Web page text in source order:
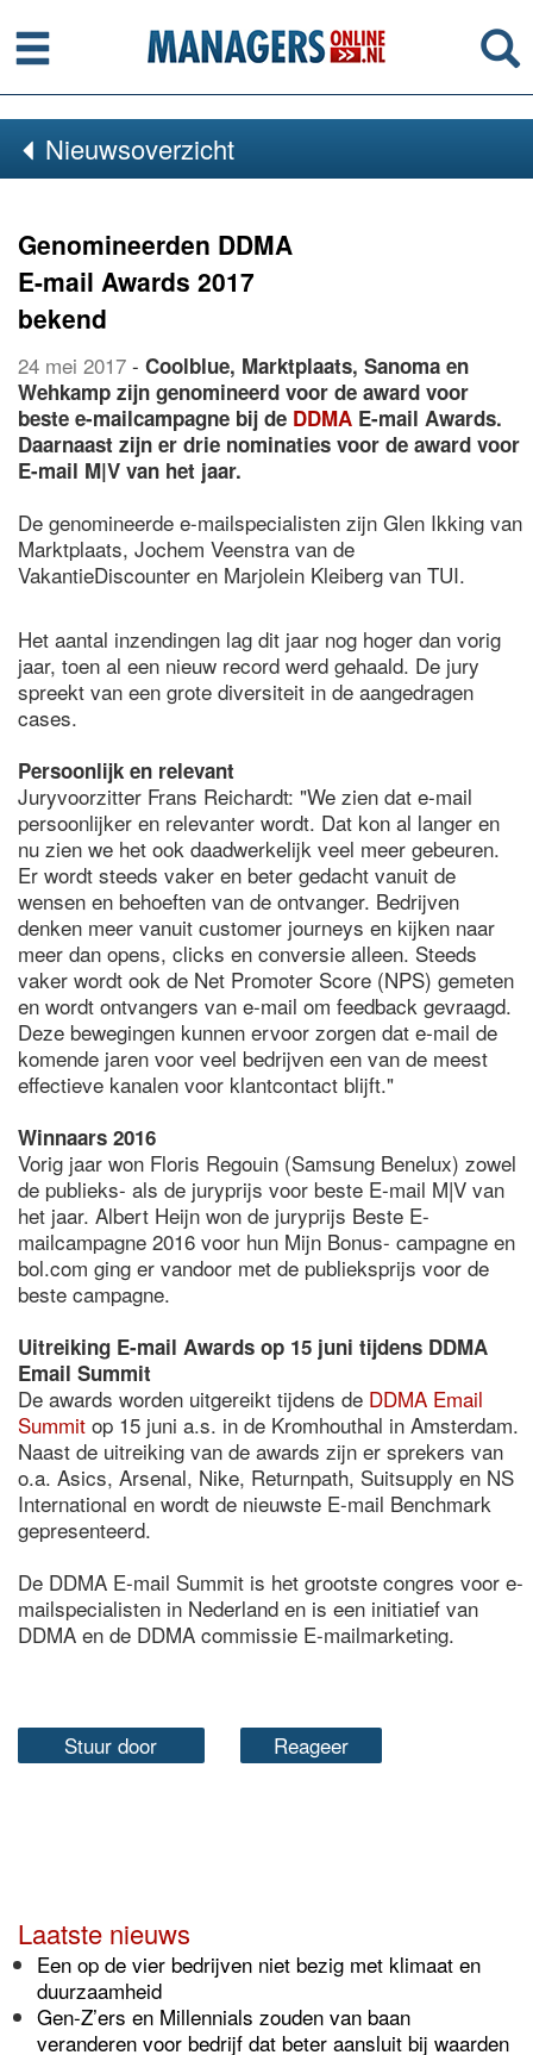
Menu
Nieuwsoverzicht
Genomineerden DDMA
E-mail Awards 2017
bekend
24 mei 2017 - Coolblue, Marktplaats, Sanoma en
Wehkamp zijn genomineerd voor de award voor
beste e-mailcampagne bij de DDMA E-mail Awards.
Daarnaast zijn er drie nominaties voor de award voor
E-mail M|V van het jaar.
De genomineerde e-mailspecialisten zijn Glen Ikking van
Marktplaats, Jochem Veenstra van de
VakantieDiscounter en Marjolein Kleiberg van TUI.
Het aantal inzendingen lag dit jaar nog hoger dan vorig
jaar, toen al een nieuw record werd gehaald. De jury
spreekt van een grote diversiteit in de aangedragen
cases.
Persoonlijk en relevant
Juryvoorzitter Frans Reichardt: "We zien dat e-mail
persoonlijker en relevanter wordt. Dat kon al langer en
nu zien we het ook daadwerkelijk veel meer gebeuren.
Er wordt steeds vaker en beter gedacht vanuit de
wensen en behoeften van de ontvanger. Bedrijven
denken meer vanuit customer journeys en kijken naar
meer dan opens, clicks en conversie alleen. Steeds
vaker wordt ook de Net Promoter Score (NPS) gemeten
en wordt ontvangers van e-mail om feedback gevraagd.
Deze bewegingen kunnen ervoor zorgen dat e-mail de
komende jaren voor veel bedrijven een van de meest
effectieve kanalen voor klantcontact blijft."
Winnaars 2016
Vorig jaar won Floris Regouin (Samsung Benelux) zowel
de publieks- als de juryprijs voor beste E-mail M|V van
het jaar. Albert Heijn won de juryprijs Beste E-
mailcampagne 2016 voor hun Mijn Bonus- campagne en
bol.com ging er vandoor met de publieksprijs voor de
beste campagne.
Uitreiking E-mail Awards op 15 juni tijdens DDMA
Email Summit
De awards worden uitgereikt tijdens de DDMA Email
Summit op 15 juni a.s. in de Kromhouthal in Amsterdam.
Naast de uitreiking van de awards zijn er sprekers van
o.a. Asics, Arsenal, Nike, Returnpath, Suitsupply en NS
International en wordt de nieuwste E-mail Benchmark
gepresenteerd.
De DDMA E-mail Summit is het grootste congres voor e-
mailspecialisten in Nederland en is een initiatief van
DDMA en de DDMA commissie E-mailmarketing.
Stuur door Reageer
Laatste nieuws
Een op de vier bedrijven niet bezig met klimaat en
duurzaamheid
Gen-Z’ers en Millennials zouden van baan
veranderen voor bedrijf dat beter aansluit bij waarden